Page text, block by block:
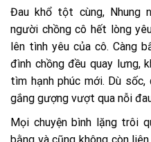
Đau khổ tột cùng, Nhung
người chồng cô hết lòng
lên tình yêu của cô. Càng
đình chồng đều quay lưng,
tìm hạnh phúc mới. Dù sốc,
gắng gượng vượt qua nỗi
Mọi chuyện bình lặng trôi
bằng và cũng không còn